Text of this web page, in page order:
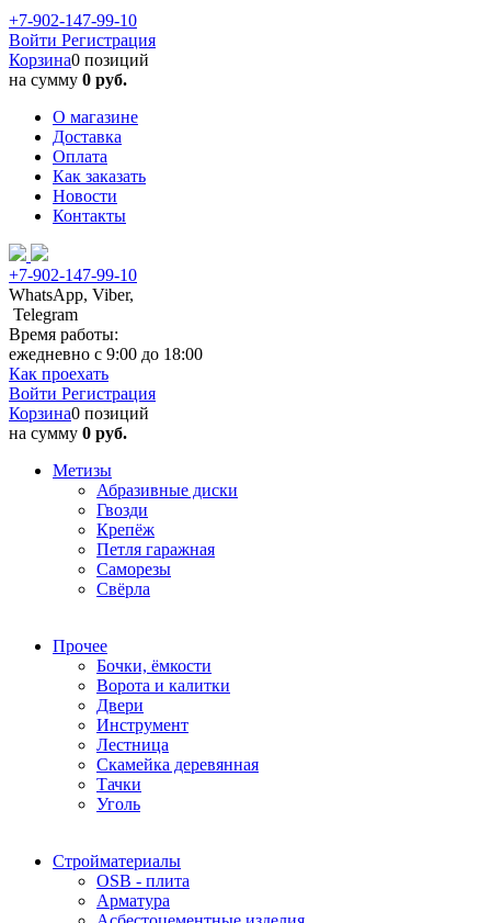
+7-902-147-99-10
Войти Регистрация
Корзина0 позиций
на сумму 0 руб.
О магазине
Доставка
Оплата
Как заказать
Новости
Контакты
+7-902-147-99-10
WhatsApp, Viber,
Telegram
Время работы:
ежедневно с 9:00 до 18:00
Как проехать
Войти Регистрация
Корзина0 позиций
на сумму 0 руб.
Метизы
Абразивные диски
Гвозди
Крепёж
Петля гаражная
Саморезы
Свёрла
Прочее
Бочки, ёмкости
Ворота и калитки
Двери
Инструмент
Лестница
Скамейка деревянная
Тачки
Уголь
Стройматериалы
OSB - плита
Арматура